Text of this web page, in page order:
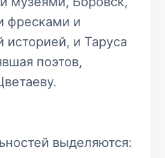
фресками и
историей, и Таруса
поэтов,
выделяются: